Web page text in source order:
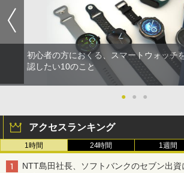
初心者の方におくる、スマートウォッチ
認したい10のこと
● ● ●
アクセスランキング
1時間 24時間 1週間
NTT島田社長、ソフトバンクのセブン出